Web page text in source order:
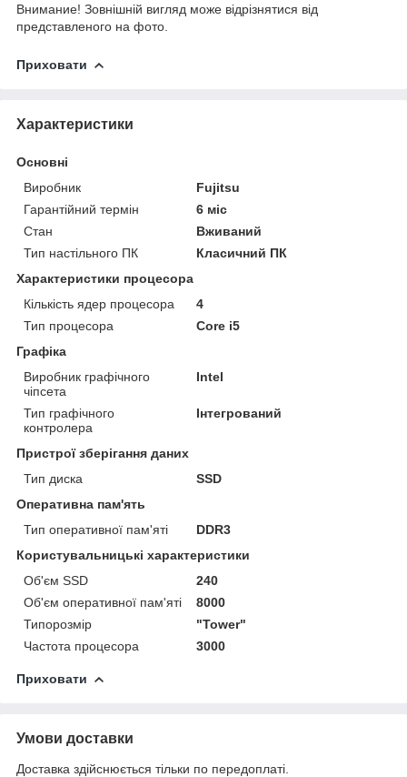
Внимание! Зовнішній вигляд може відрізнятися від
представленого на фото.
Приховати
Характеристики
Основні
Виробник
Fujitsu
Гарантійний термін
6 міс
Стан
Вживаний
Тип настільного ПК
Класичний ПК
Характеристики процесора
Кількість ядер процесора
4
Тип процесора
Core i5
Графіка
Виробник графічного
чіпсета
Intel
Тип графічного
контролера
Інтегрований
Пристрої зберігання даних
Тип диска
SSD
Оперативна пам'ять
Тип оперативної пам'яті
DDR3
Користувальницькі характеристики
Об'єм SSD
240
Об'єм оперативної пам'яті
8000
Типорозмір
"Tower"
Частота процесора
3000
Приховати
Умови доставки
Доставка здійснюється тільки по передоплаті.